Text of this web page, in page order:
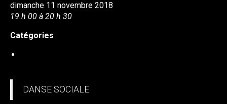
dimanche 11 novembre 2018
19 h 00 à 20 h 30
Catégories
DANSE SOCIALE